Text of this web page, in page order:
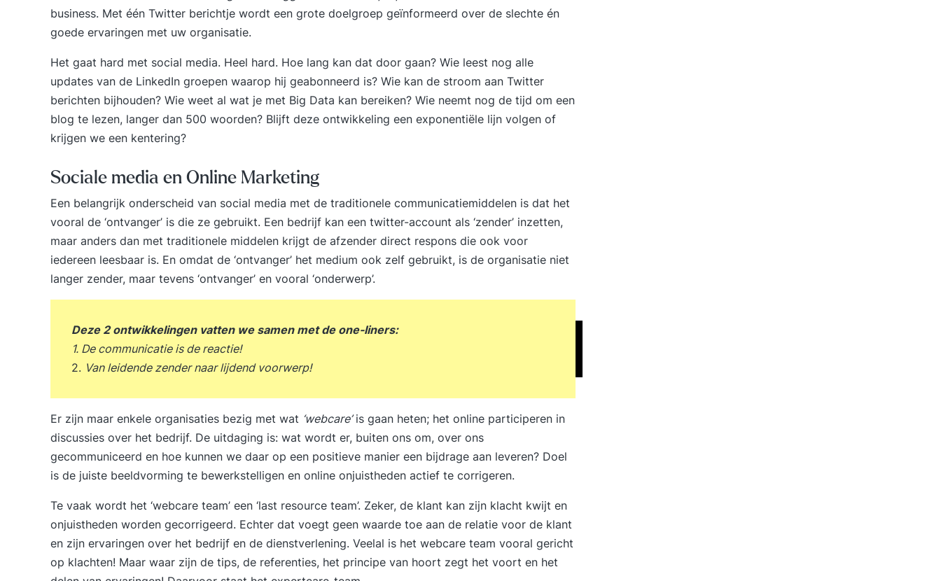
business. Met één Twitter berichtje wordt een grote doelgroep geïnformeerd over de slechte én
goede ervaringen met uw organisatie.
Het gaat hard met social media. Heel hard. Hoe lang kan dat door gaan? Wie leest nog alle
updates van de LinkedIn groepen waarop hij geabonneerd is? Wie kan de stroom aan Twitter
berichten bijhouden? Wie weet al wat je met Big Data kan bereiken? Wie neemt nog de tijd om een
blog te lezen, langer dan 500 woorden? Blijft deze ontwikkeling een exponentiële lijn volgen of
krijgen we een kentering?
Sociale media en Online Marketing
Een belangrijk onderscheid van social media met de traditionele communicatiemiddelen is dat het
vooral de ‘ontvanger’ is die ze gebruikt. Een bedrijf kan een twitter-account als ‘zender’ inzetten,
maar anders dan met traditionele middelen krijgt de afzender direct respons die ook voor
iedereen leesbaar is. En omdat de ‘ontvanger’ het medium ook zelf gebruikt, is de organisatie niet
langer zender, maar tevens ‘ontvanger’ en vooral ‘onderwerp’.
Deze 2 ontwikkelingen vatten we samen met de one-liners:
1. De communicatie is de reactie!
2. Van leidende zender naar lijdend voorwerp!
Er zijn maar enkele organisaties bezig met wat ‘webcare’is gaan heten; het online participeren in
discussies over het bedrijf. De uitdaging is: wat wordt er, buiten ons om, over ons
gecommuniceerd en hoe kunnen we daar op een positieve manier een bijdrage aan leveren? Doel
is de juiste beeldvorming te bewerkstelligen en online onjuistheden actief te corrigeren.
Te vaak wordt het ‘webcare team’ een ‘last resource team’. Zeker, de klant kan zijn klacht kwijt en
onjuistheden worden gecorrigeerd. Echter dat voegt geen waarde toe aan de relatie voor de klant
en zijn ervaringen over het bedrijf en de dienstverlening. Veelal is het webcare team vooral gericht
op klachten! Maar waar zijn de tips, de referenties, het principe van hoort zegt het voort en het